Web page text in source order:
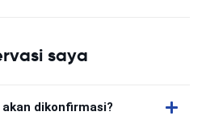
saya
dikonfirmasi?